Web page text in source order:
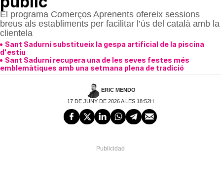
El programa Comerços Aprenents ofereix sessions
breus als establiments per facilitar l’ús del català amb la
clientela
Sant Sadurní substitueix la gespa artificial de la piscina
d'estiu
Sant Sadurní recupera una de les seves festes més
emblemàtiques amb una setmana plena de tradició
ERIC MENDO
17 DE JUNY DE 2026 A LES 18:52H